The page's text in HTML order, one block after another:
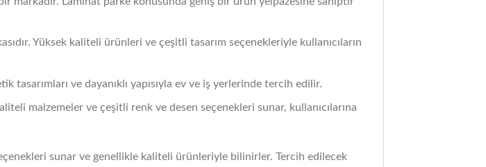
Yüksek kaliteli ürünleri ve çeşitli tasarım seçenekleriyle kullanıcıların
ve dayanıklı yapısıyla ev ve iş yerlerinde tercih edilir.
malzemeler ve çeşitli renk ve desen seçenekleri sunar, kullanıcılarına
sunar ve genellikle kaliteli ürünleriyle bilinirler. Tercih edilecek